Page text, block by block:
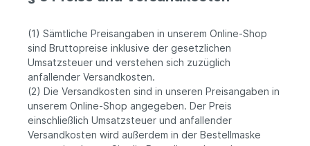
(1) Sämtliche Preisangaben in unserem Online-Shop
sind Bruttopreise inklusive der gesetzlichen
Umsatzsteuer und verstehen sich zuzüglich
anfallender Versandkosten.
(2) Die Versandkosten sind in unseren Preisangaben in
unserem Online-Shop angegeben. Der Preis
einschließlich Umsatzsteuer und anfallender
Versandkosten wird außerdem in der Bestellmaske